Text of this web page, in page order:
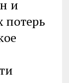
и
потерь